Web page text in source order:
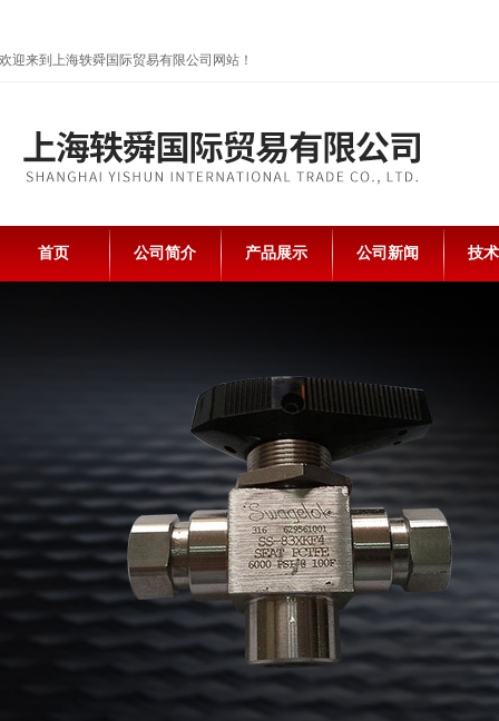
欢迎来到上海轶舜国际贸易有限公司网站！
首页 公司简介 产品展示 公司新闻 技